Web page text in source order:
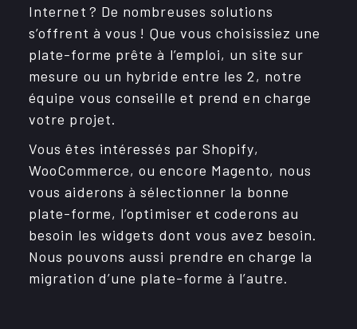
Automobile
Construction
E-commerce
Environnement
Évènements
Immobilier
OBNL
Inter­net ? De nombreuses solu­tions
s’offrent à vous ! Que vous choi­sis­siez une
plate-forme prête à l’em­ploi, un site sur
mesure ou un hybride entre les 2, notre
équipe vous conseille et prend en charge
votre projet.
Vous êtes inté­res­sés par Shopify,
WooCom­merce, ou encore Magento, nous
vous aide­rons à sélec­tion­ner la bonne
plate-forme, l’op­ti­mi­ser et code­rons au
besoin les widgets dont vous avez besoin.
Nous pouvons aussi prendre en charge la
migra­tion d’une plate-forme à l’autre.